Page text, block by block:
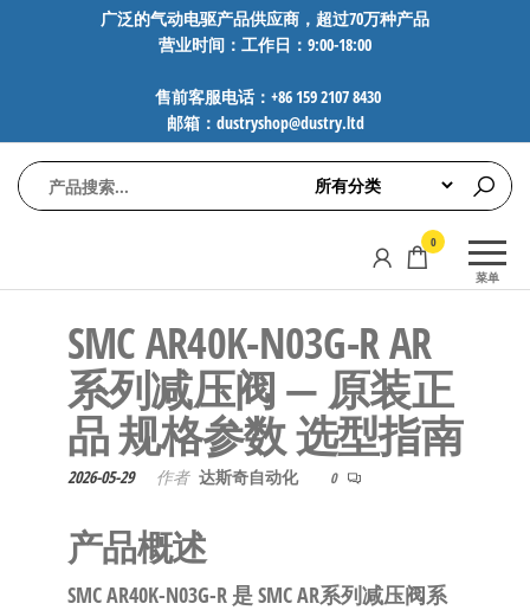
广泛的气动电驱产品供应商，超过70万种产品
营业时间：工作日：9:00-18:00
售前客服电话：+86 159 2107 8430
邮箱：dustryshop@dustry.ltd
动
FESTO、
AVENTICS等
品牌气动
元件，超
过88万种
工业自动
化零部
保障，全
国快速发
菜单
0
SMC AR40K-N03G-R AR
系列减压阀 — 原装正
品 规格参数 选型指南
2026-05-29 作者 达斯奇自动化 0
产品概述
SMCAR40K-N03G-R是 SMCAR系列减压阀系